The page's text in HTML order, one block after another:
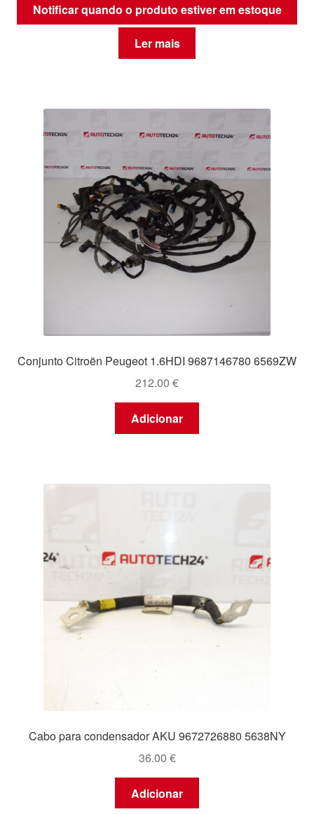
Notificar quando o produto estiver em estoque
Ler mais
Conjunto Citroën Peugeot 1.6HDI 9687146780 6569ZW
212.00 €
Adicionar
Cabo para condensador AKU 9672726880 5638NY
36.00 €
Adicionar